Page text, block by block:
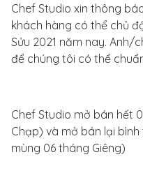
Chef Studio xin thông
khách hàng có thể chủ
Sửu 2021 năm nay. Anh/
để chúng tôi có thể
Chef Studio mở bán hết
Chạp) và mở bán lại
mùng 06 tháng Giêng)